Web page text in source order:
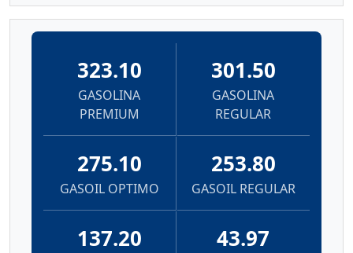
323.10
GASOLINA
PREMIUM
301.50
GASOLINA
REGULAR
275.10
GASOIL OPTIMO
253.80
GASOIL REGULAR
137.20 43.97